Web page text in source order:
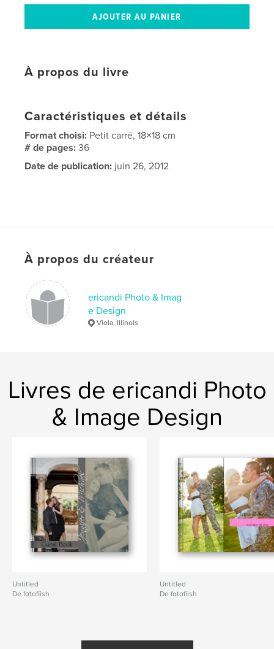
À propos du livre
Caractéristiques et détails
Format choisi: Petit carré, 18×18 cm
# de pages:36
Date de publication: juin 26, 2012
À propos du créateur
ericandi Photo & Imag
e Design
Viola, Illinois
Livres de ericandi Photo
& Image Design
Untitled
De fotofiish
Untitled
De fotofiish